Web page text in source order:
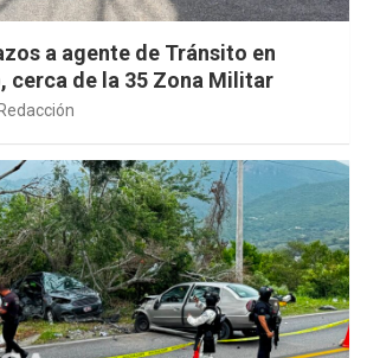
a agente de Tránsito en
cerca de la 35 Zona Militar